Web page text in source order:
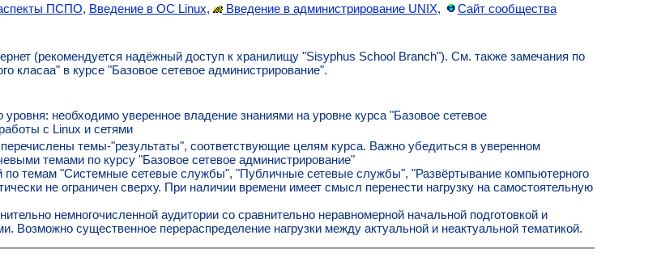
аспекты ПСПО, Введение в ОС Linux, Введение в администрирование UNIX,
Сайт сообщества
(рекомендуется надёжный доступ к хранилищу "Sisyphus School Branch"). См. также замечания по
класаа" в курсе "Базовое сетевое администрирование".
уровня: необходимо уверенное владение знаниями на уровне курса "Базовое сетевое
с Linux и сетями
темы-"результаты", соответствующие целям курса. Важно убедиться в уверенном
темами по курсу "Базовое сетевое администрирование"
по темам "Системные сетевые службы", "Публичные сетевые службы", "Развёртывание компьютерного
не ограничен сверху. При наличии времени имеет смысл перенести нагрузку на самостоятельную
немногочисленной аудитории со сравнительно неравномерной начальной подготовкой и
Возможно существенное перераспределение нагрузки между актуальной и неактуальной тематикой.